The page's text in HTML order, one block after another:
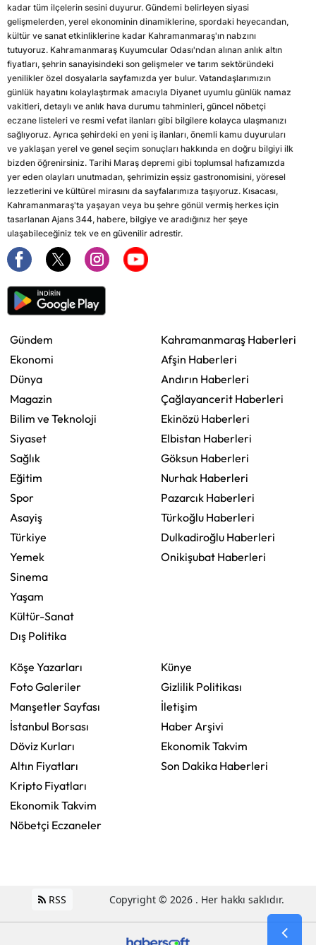
kadar tüm ilçelerin sesini duyurur. Gündemi belirleyen siyasi
gelişmelerden, yerel ekonominin dinamiklerine, spordaki heyecandan,
kültür ve sanat etkinliklerine kadar Kahramanmaraş'ın nabzını
tutuyoruz. Kahramanmaraş Kuyumcular Odası'ndan alınan anlık altın
fiyatları, şehrin sanayisindeki son gelişmeler ve tarım sektöründeki
yenilikler özel dosyalarla sayfamızda yer bulur. Vatandaşlarımızın
günlük hayatını kolaylaştırmak amacıyla Diyanet uyumlu günlük namaz
vakitleri, detaylı ve anlık hava durumu tahminleri, güncel nöbetçi
eczane listeleri ve resmi vefat ilanları gibi bilgilere kolayca ulaşmanızı
sağlıyoruz. Ayrıca şehirdeki en yeni iş ilanları, önemli kamu duyuruları
ve yaklaşan yerel ve genel seçim sonuçları hakkında en doğru bilgiyi ilk
bizden öğrenirsiniz. Tarihi Maraş depremi gibi toplumsal hafızamızda
yer eden olayları unutmadan, şehrimizin eşsiz gastronomisini, yöresel
lezzetlerini ve kültürel mirasını da sayfalarımıza taşıyoruz. Kısacası,
Kahramanmaraş'ta yaşayan veya bu şehre gönül vermiş herkes için
tasarlanan Ajans 344, habere, bilgiye ve aradığınız her şeye
ulaşabileceğiniz tek ve en güvenilir adrestir.
Gündem
Ekonomi
Dünya
Magazin
Bilim ve Teknoloji
Siyaset
Sağlık
Eğitim
Spor
Asayiş
Türkiye
Yemek
Sinema
Yaşam
Kültür-Sanat
Dış Politika
Kahramanmaraş Haberleri
Afşin Haberleri
Andırın Haberleri
Çağlayancerit Haberleri
Ekinözü Haberleri
Elbistan Haberleri
Göksun Haberleri
Nurhak Haberleri
Pazarcık Haberleri
Türkoğlu Haberleri
Dulkadiroğlu Haberleri
Onikişubat Haberleri
Köşe Yazarları
Foto Galeriler
Manşetler Sayfası
İstanbul Borsası
Döviz Kurları
Altın Fiyatları
Kripto Fiyatları
Ekonomik Takvim
Nöbetçi Eczaneler
Künye
Gizlilik Politikası
İletişim
Haber Arşivi
Ekonomik Takvim
Son Dakika Haberleri
RSS Copyright © 2026 . Her hakkı saklıdır.